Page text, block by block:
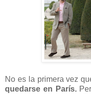
No es la primera vez
quedarse en París.